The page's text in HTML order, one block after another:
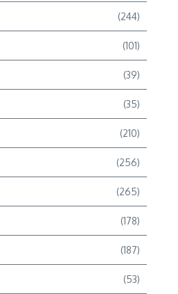
(244)
(101)
(39)
(35)
(210)
(256)
(265)
(178)
(187)
(53)